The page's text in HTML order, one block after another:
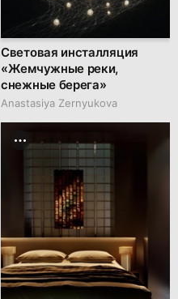
Световая инсталляция
«Жемчужные реки,
снежные берега»
Anastasiya Zernyukova